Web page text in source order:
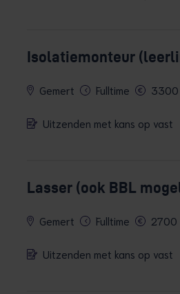
Isolatiemonteur
Gemert Fulltime
Uitzenden met kans op vast
Lasser (ook BBL
Gemert Fulltime
Uitzenden met kans op vast